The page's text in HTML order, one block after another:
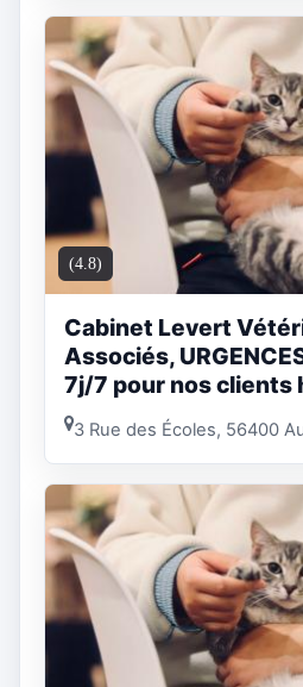
(4.8)
Cabinet Levert
Associés,
7j/7 pour nos clients
3 Rue des Écoles, 56400